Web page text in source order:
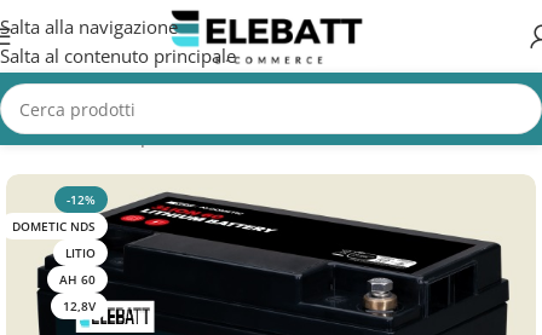
Salta alla navigazione
Salta al contenuto principale
Home/Batterie per Nautica/Batterie Servizi Nautica
-12%
DOMETIC NDS
LITIO
AH 60
12,8V